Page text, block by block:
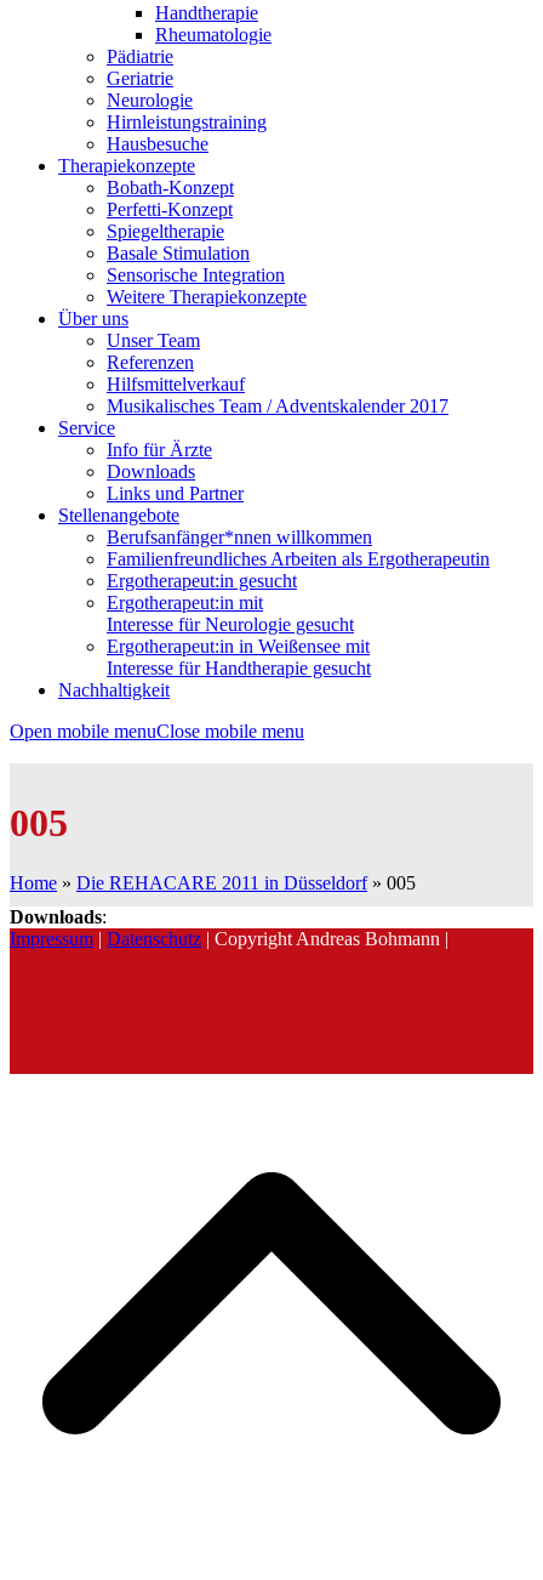
Handtherapie
Rheumatologie
Pädiatrie
Geriatrie
Neurologie
Hirnleistungstraining
Hausbesuche
Therapiekonzepte
Bobath-Konzept
Perfetti-Konzept
Spiegeltherapie
Basale Stimulation
Sensorische Integration
Weitere Therapiekonzepte
Über uns
Unser Team
Referenzen
Hilfsmittelverkauf
Musikalisches Team / Adventskalender 2017
Service
Info für Ärzte
Downloads
Links und Partner
Stellenangebote
Berufsanfänger*nnen willkommen
Familienfreundliches Arbeiten als Ergotherapeutin
Ergotherapeut:in gesucht
Ergotherapeut:in mit
Interesse für Neurologie gesucht
Ergotherapeut:in in Weißensee mit
Interesse für Handtherapie gesucht
Nachhaltigkeit
Open mobile menuClose mobile menu
005
Home » Die REHACARE 2011 in Düsseldorf» 005
Downloads:
Impressum | Datenschutz | Copyright Andreas Bohmann |